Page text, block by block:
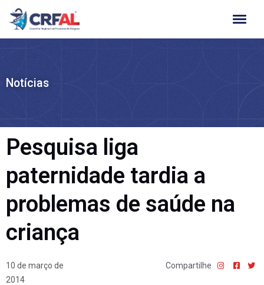
Ir
para
Notícias
Pesquisa liga
paternidade tardia a
problemas de saúde na
criança
10 de março de
2014
Compartilhe